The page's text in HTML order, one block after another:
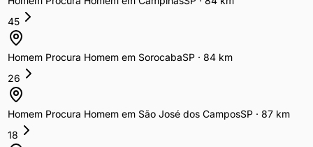
45
Homem Procura Homemem SorocabaSP· 84km
26
Homem Procura Homemem São José dos CamposSP· 87km
18